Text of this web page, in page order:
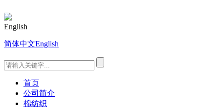
English
简体中文English
首页
公司简介
棉纺织